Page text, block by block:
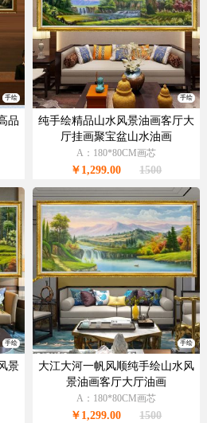
手绘
品
手绘
纯手绘精品山水风景油画客厅大
厅挂画聚宝盆山水油画
A：180*80CM画芯
￥1,299.00 1500
手绘
景
手绘
大江大河一帆风顺纯手绘山水风
景油画客厅大厅油画
A：180*80CM画芯
￥1,299.00 1500